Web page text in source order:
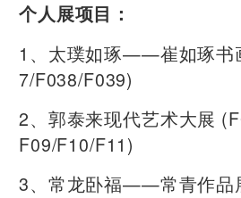
个人展项目：
1、太璞如琢——崔如琢书
7/F038/F039)
2、郭泰来现代艺术大展
F09/F10/F11)
3、常龙卧福——常青作品